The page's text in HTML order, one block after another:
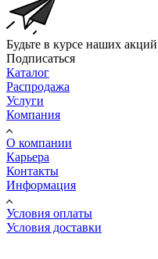
Будьте в курсе наших
Подписаться
Каталог
Распродажа
Услуги
Компания
О компании
Карьера
Контакты
Информация
Условия оплаты
Условия доставки